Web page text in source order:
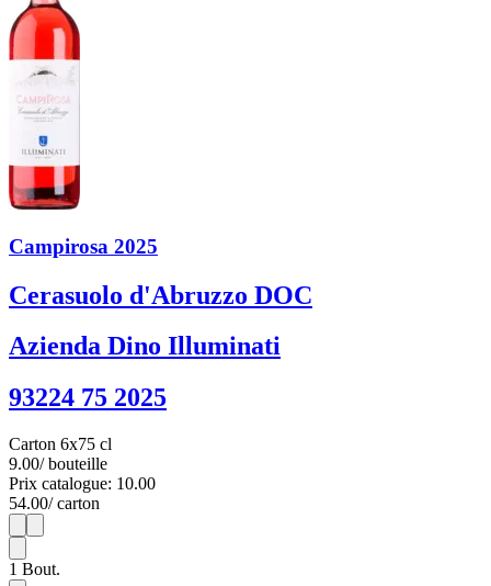
Campirosa 2025
Cerasuolo d'Abruzzo DOC
Azienda Dino Illuminati
93224 75 2025
Carton 6x75 cl
9.00/ bouteille
Prix catalogue: 10.00
54.00/ carton
1
1 Bout.